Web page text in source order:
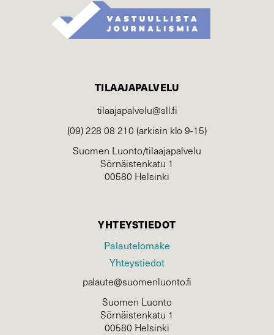
TILAAJAPALVELU
tilaajapalvelu@sll.fi
(09) 228 08 210 (arkisin klo 9-15)
Suomen Luonto/tilaajapalvelu
Sörnäistenkatu 1
00580 Helsinki
YHTEYSTIEDOT
Palautelomake
Yhteystiedot
palaute@suomenluonto.fi
Suomen Luonto
Sörnäistenkatu 1
00580 Helsinki